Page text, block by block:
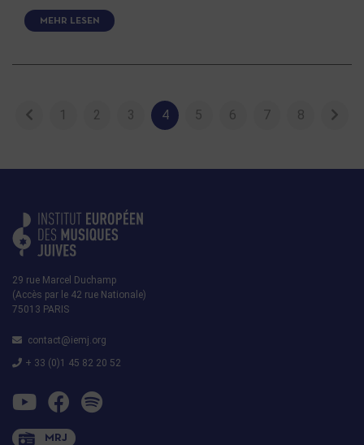
MEHR LESEN
1 2 3 4 5 6 7 8
29 rue Marcel Duchamp
(Accès par le 42 rue Nationale)
75013 PARIS
contact@iemj.org
+ 33 (0)1 45 82 20 52
MRJ